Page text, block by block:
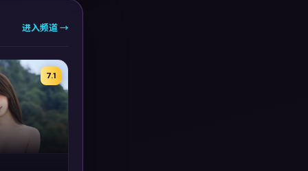
进入频道 →
7.1